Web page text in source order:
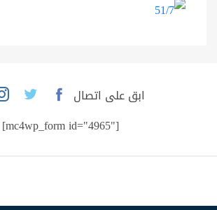
ابق على اتصال
[mc4wp_form id="4965"]